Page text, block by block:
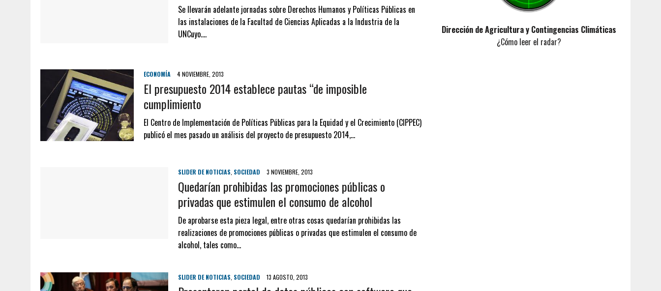
Se llevarán adelante jornadas sobre Derechos Humanos y Políticas Públicas en
las instalaciones de la Facultad de Ciencias Aplicadas a la Industria de la
UNCuyo….
ECONOMÍA 4 NOVIEMBRE, 2013
El presupuesto 2014 establece pautas “de imposible
cumplimiento
El Centro de Implementación de Políticas Públicas para la Equidad y el Crecimiento (CIPPEC)
publicó el mes pasado un análisis del proyecto de presupuesto 2014,…
SLIDER DE NOTICIAS SOCIEDAD 3 NOVIEMBRE, 2013
Quedarían prohibidas las promociones públicas o
privadas que estimulen el consumo de alcohol
De aprobarse esta pieza legal, entre otras cosas quedarían prohibidas las
realizaciones de promociones públicas o privadas que estimulen el consumo de
alcohol, tales como…
SLIDER DE NOTICIAS SOCIEDAD 13 AGOSTO, 2013
Dirección de Agricultura y Contingencias Climáticas
¿Cómo leer el radar?